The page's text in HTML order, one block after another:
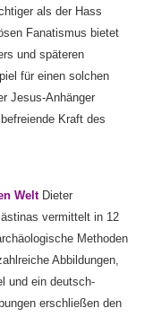
als der Hass
Fanatismus bietet
und späteren
für einen solchen
Jesus-Anhänger
Kraft des
WeltDieter
vermittelt in 12
Methoden
Abbildungen,
und ein deutsch-
erschließen den